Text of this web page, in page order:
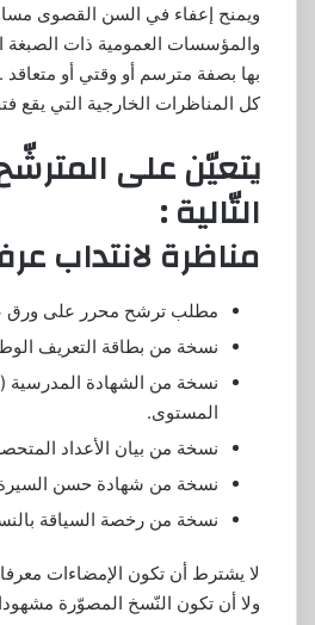
ويمنح إعفاء في السن القصوى مساو
والمؤسسات العمومية ذات الصبغة
بها بصفة مترسم أو وقتي أو
كل المناظرات الخارجية التي يقع
يتعيّن على
التّالية :
مناظرة لانتداب
مطلب ترشح محرر على ورق
نسخة من بطاقة التعريف
نسخة من الشهادة المدرسية
المستوى.
نسخة من بيان الأعداد
نسخة من شهادة حسن السيرة
نسخة من رخصة السياقة
لا يشترط أن تكون الإمضاءات
ولا أن تكون النّسخ المصوّرة